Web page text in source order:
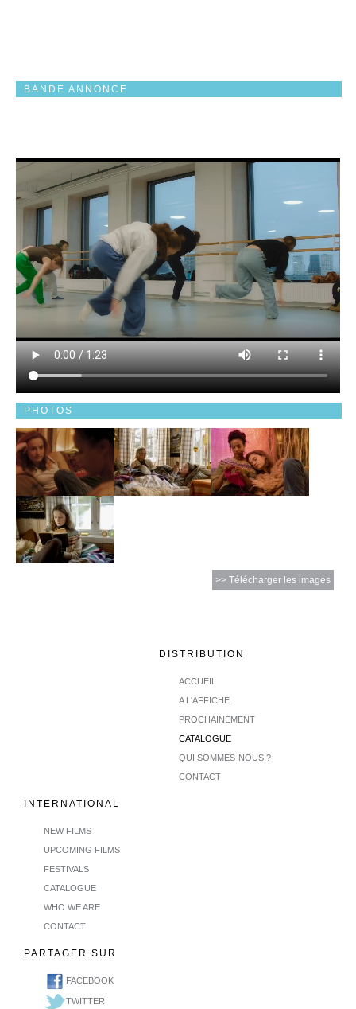
BANDE ANNONCE
PHOTOS
>> Télécharger les images
DISTRIBUTION
ACCUEIL
A L'AFFICHE
PROCHAINEMENT
CATALOGUE
QUI SOMMES-NOUS ?
CONTACT
INTERNATIONAL
NEW FILMS
UPCOMING FILMS
FESTIVALS
CATALOGUE
WHO WE ARE
CONTACT
PARTAGER SUR
FACEBOOK
TWITTER